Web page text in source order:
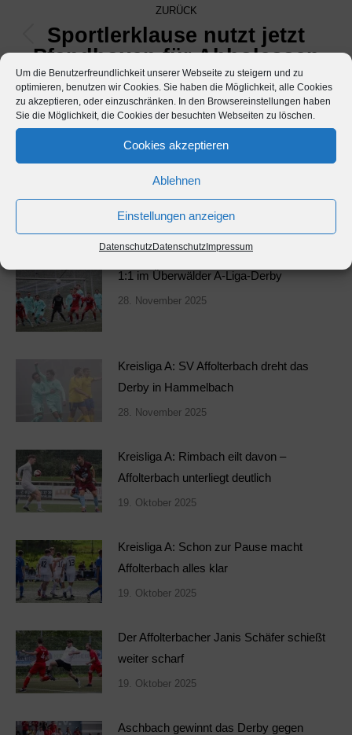
Um die Benutzerfreundlichkeit unserer Webseite zu steigern und zu
optimieren, benutzen wir Cookies. Sie haben die Möglichkeit, alle Cookies
zu akzeptieren, oder einzuschränken. In den Browsereinstellungen haben
Sie die Möglichkeit, die Cookies der besuchten Webseiten zu löschen.
Cookies akzeptieren
Ablehnen
Einstellungen anzeigen
DatenschutzDatenschutzImpressum
ZURÜCK
Vorheriger
Sportlerklause nutzt jetzt
Pfandboxen für Abholessen
NÄCHSTES
Nächster
Beitrag:
Affolterbach rennt 0:1 lange
hinterher
Weitere Beiträge
1:1 im Überwälder A-Liga-Derby
28. November 2025
Kreisliga A: SV Affolterbach dreht das
Derby in Hammelbach
28. November 2025
Kreisliga A: Rimbach eilt davon –
Affolterbach unterliegt deutlich
19. Oktober 2025
Kreisliga A: Schon zur Pause macht
Affolterbach alles klar
19. Oktober 2025
Der Affolterbacher Janis Schäfer schießt
weiter scharf
19. Oktober 2025
Aschbach gewinnt das Derby gegen